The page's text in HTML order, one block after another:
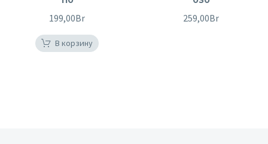
199,00Br
В корзину
259,00Br